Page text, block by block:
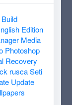
Build
Edition
Media
Photoshop
Recovery
rusca Seti
Update